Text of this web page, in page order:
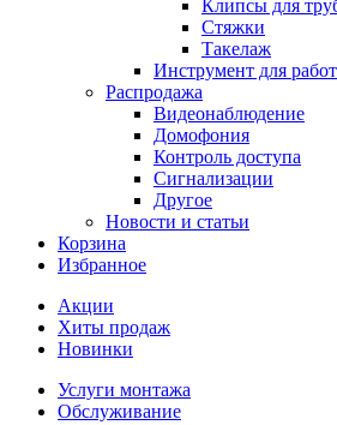
Клипсы для
Стяжки
Такелаж
Инструмент для
Распродажа
Видеонаблюдение
Домофония
Контроль доступа
Сигнализации
Другое
Новости и статьи
Корзина
Избранное
Акции
Хиты продаж
Новинки
Услуги монтажа
Обслуживание